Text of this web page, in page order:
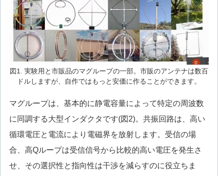
図1. 実験用と市販品のマグループの一部。市販のアンテナは数百
ドルしますが、自作ではもっと安価に作ることができます。
マグループは、基本的に静電容量によって特定の周波数
に同調する大型インダクタです(図2)。共振回路は、高い
循環電圧と電流により電磁界を放射します。受信の場
合、高Qループは受信信号から比較的高い電圧を発生さ
せ、その選択性と指向性は干渉を減らすのに役立ちま